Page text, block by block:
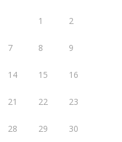
1 2
7 8 9
14 15 16
21 22 23
28 29 30